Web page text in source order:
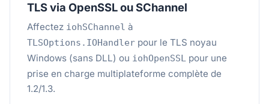
TLS via OpenSSL ou SChannel
Affectez iohSChannel à
TLSOptions.IOHandler pour le TLS noyau
Windows (sans DLL) ou iohOpenSSL pour une
prise en charge multiplateforme complète de
1.2/1.3.